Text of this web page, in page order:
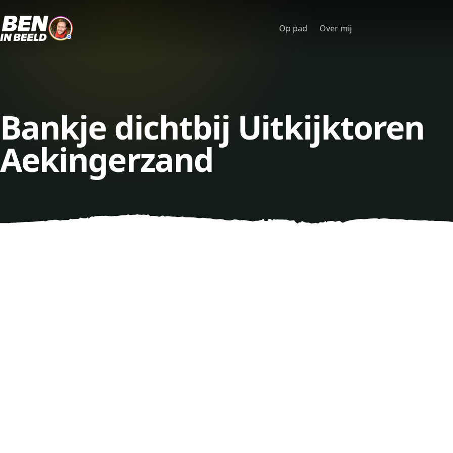
Op pad Over mij
Bankje dichtbij Uitkijktoren
Aekingerzand